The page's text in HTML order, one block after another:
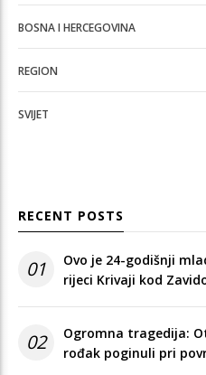
BOSNA I HERCEGOVINA
REGION
SVIJET
RECENT POSTS
01
Ovo je 24-godišnji
rijeci Krivaji kod
02
Ogromna tragedija:
rođak poginuli pri